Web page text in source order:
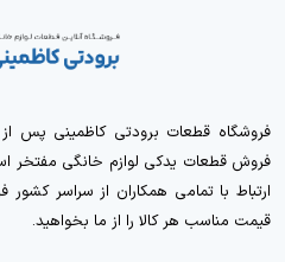
فروش قطعات یدکی لوازم خانگی مفتخر
ارتباط با تمامی همکاران از سراسر
قیمت مناسب هر کالا را از ما بخواهید.